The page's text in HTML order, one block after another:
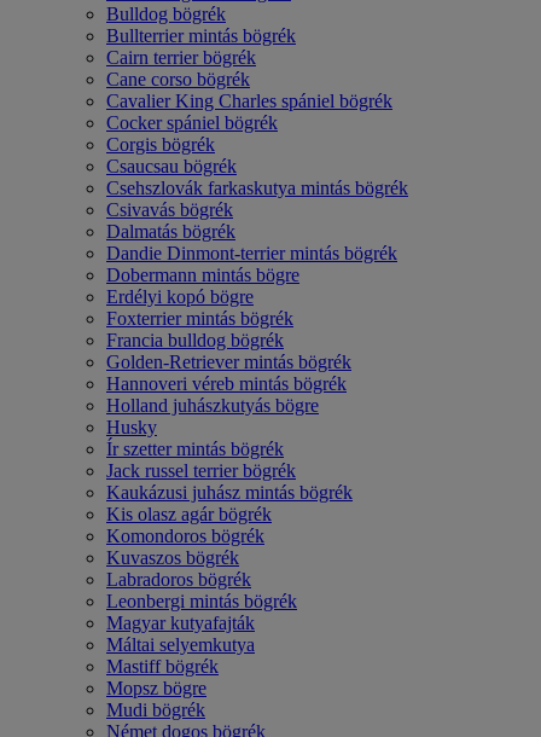
Bulldog bögrék
Bullterrier mintás bögrék
Cairn terrier bögrék
Cane corso bögrék
Cavalier King Charles spániel bögrék
Cocker spániel bögrék
Corgis bögrék
Csaucsau bögrék
Csehszlovák farkaskutya mintás bögrék
Csivavás bögrék
Dalmatás bögrék
Dandie Dinmont-terrier mintás bögrék
Dobermann mintás bögre
Erdélyi kopó bögre
Foxterrier mintás bögrék
Francia bulldog bögrék
Golden-Retriever mintás bögrék
Hannoveri véreb mintás bögrék
Holland juhászkutyás bögre
Husky
Ír szetter mintás bögrék
Jack russel terrier bögrék
Kaukázusi juhász mintás bögrék
Kis olasz agár bögrék
Komondoros bögrék
Kuvaszos bögrék
Labradoros bögrék
Leonbergi mintás bögrék
Magyar kutyafajták
Máltai selyemkutya
Mastiff bögrék
Mopsz bögre
Mudi bögrék
Német dogos bögrék